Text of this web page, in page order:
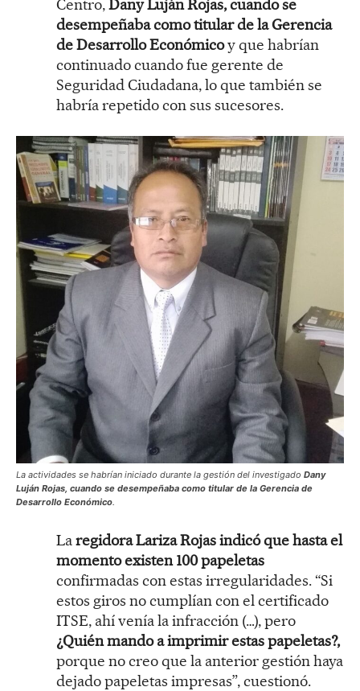
Centro,Dany Luján Rojas, cuando se
desempeñaba como titular de la Gerencia
de Desarrollo Económicoy que habrían
continuado cuando fue gerente de
Seguridad Ciudadana, lo que también se
habría repetido con sus sucesores.
La actividades se habrían iniciado durante la gestión del investigado Dany
Luján Rojas, cuando se desempeñaba como titular de la Gerencia de
Desarrollo Económico.
Laregidora Lariza Rojas indicó que hasta el
momento existen 100 papeletas
confirmadas con estas irregularidades. “Si
estos giros no cumplían con el certificado
ITSE, ahí venía la infracción (…), pero
¿Quién mando a imprimir estas papeletas?,
porque no creo que la anterior gestión haya
dejado papeletas impresas”, cuestionó.